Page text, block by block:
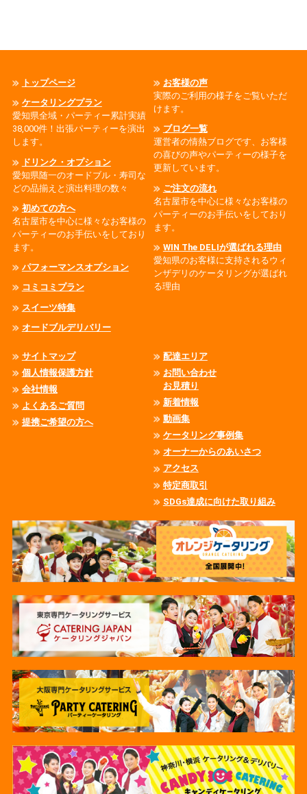
トップページ
ケータリングプラン
愛知県全域・パーティー累計実績
38,000件！出張パーティーを演出
します。
ドリンク・オプション
愛知県随一のオードブル・寿司な
どの品揃えと演出料理の数々
初めての方へ
名古屋市を中心に様々なお客様の
パーティーのお手伝いをしており
ます。
パフォーマンスオプション
コミコミプラン
スイーツ特集
オードブルデリバリー
お客様の声
実際のご利用の様子をご覧いただ
けます。
ブログ一覧
運営者の情熱ブログです、お客様
の喜びの声やパーティーの様子を
更新しています。
ご注文の流れ
名古屋市を中心に様々なお客様の
パーティーのお手伝いをしており
ます。
WIN The DELIが選ばれる理由
愛知県のお客様に支持されるウィ
ンザデリのケータリングが選ばれ
る理由
サイトマップ
個人情報保護方針
会社情報
よくあるご質問
提携ご希望の方へ
配達エリア
お問い合わせ
お見積り
新着情報
動画集
ケータリング事例集
オーナーからのあいさつ
アクセス
特定商取引
SDGs達成に向けた取り組み